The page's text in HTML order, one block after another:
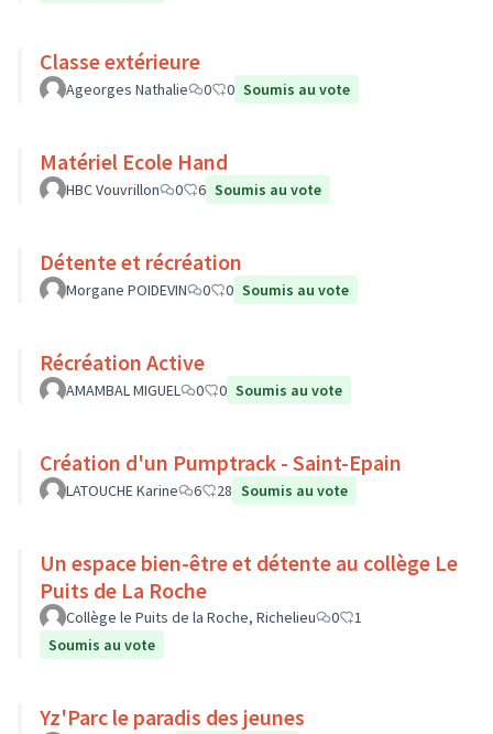
Classe extérieure
Ageorges Nathalie 0 0 Soumis au vote
Matériel Ecole Hand
HBC Vouvrillon 0 6 Soumis au vote
Détente et récréation
Morgane POIDEVIN 0 0 Soumis au vote
Récréation Active
AMAMBAL MIGUEL 0 0 Soumis au vote
Création d'un Pumptrack - Saint-Epain
LATOUCHE Karine 6 28 Soumis au vote
Un espace bien-être et détente au collège Le
Puits de La Roche
Collège le Puits de la Roche, Richelieu 0
1
Soumis au vote
Yz'Parc le paradis des jeunes